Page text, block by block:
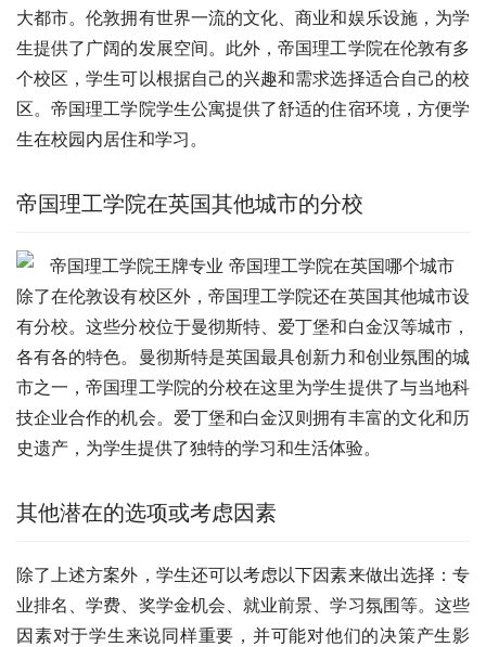
大都市。伦敦拥有世界一流的文化、商业和娱乐设施，为学
生提供了广阔的发展空间。此外，帝国理工学院在伦敦有多
个校区，学生可以根据自己的兴趣和需求选择适合自己的校
区。帝国理工学院学生公寓提供了舒适的住宿环境，方便学
生在校园内居住和学习。
帝国理工学院在英国其他城市的分校
除了在伦敦设有校区外，帝国理工学院还在英国其他城市设
有分校。这些分校位于曼彻斯特、爱丁堡和白金汉等城市，
各有各的特色。曼彻斯特是英国最具创新力和创业氛围的城
市之一，帝国理工学院的分校在这里为学生提供了与当地科
技企业合作的机会。爱丁堡和白金汉则拥有丰富的文化和历
史遗产，为学生提供了独特的学习和生活体验。
其他潜在的选项或考虑因素
除了上述方案外，学生还可以考虑以下因素来做出选择：专
业排名、学费、奖学金机会、就业前景、学习氛围等。这些
因素对于学生来说同样重要，并可能对他们的决策产生影